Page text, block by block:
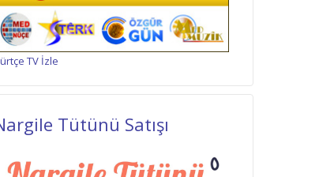
TV İzle
Tütünü Satışı